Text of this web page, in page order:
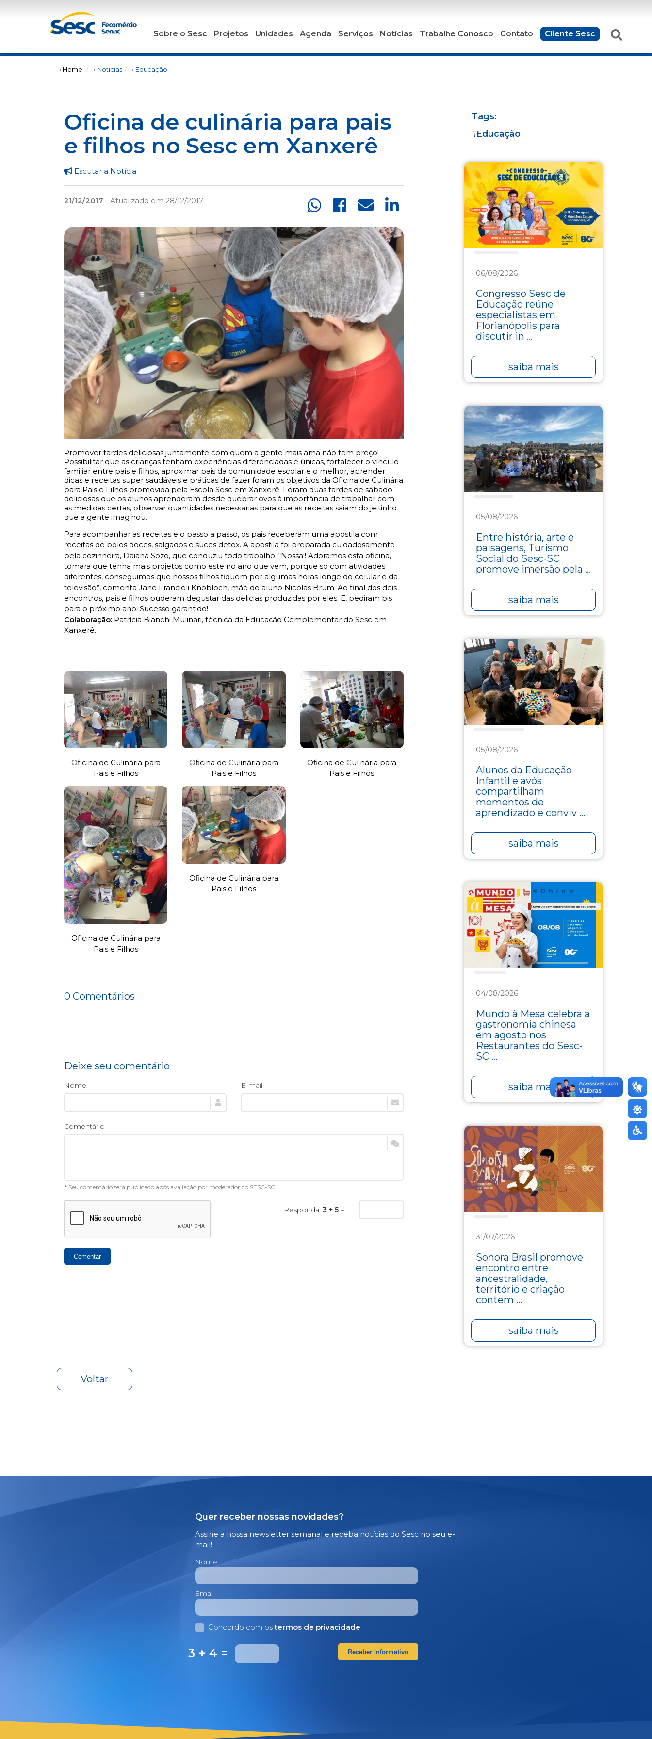
Sobre o Sesc Projetos Unidades Agenda Serviços Notícias Trabalhe Conosco Contato Cliente Sesc
› Home › Noticias › Educação
Oficina de culinária para pais
e filhos no Sesc em Xanxerê
Escutar a Notícia
21/12/2017 - Atualizado em 28/12/2017
Promover tardes deliciosas juntamente com quem a gente mais ama não tem preço!
Possibilitar que as crianças tenham experiências diferenciadas e únicas, fortalecer o vínculo
familiar entre pais e filhos, aproximar pais da comunidade escolar e o melhor, aprender
dicas e receitas super saudáveis e práticas de fazer foram os objetivos da Oficina de Culinária
para Pais e Filhos promovida pela Escola Sesc em Xanxerê. Foram duas tardes de sábado
deliciosas que os alunos aprenderam desde quebrar ovos à importância de trabalhar com
as medidas certas, observar quantidades necessárias para que as receitas saiam do jeitinho
que a gente imaginou.
Para acompanhar as receitas e o passo a passo, os pais receberam uma apostila com
receitas de bolos doces, salgados e sucos detox. A apostila foi preparada cuidadosamente
pela cozinheira, Daiana Sozo, que conduziu todo trabalho. “Nossa!! Adoramos esta oficina,
tomara que tenha mais projetos como este no ano que vem, porque só com atividades
diferentes, conseguimos que nossos filhos fiquem por algumas horas longe do celular e da
televisão”, comenta Jane Francieli Knobloch, mãe do aluno Nicolas Brum. Ao final dos dois
encontros, pais e filhos puderam degustar das delicias produzidas por eles. E, pediram bis
para o próximo ano. Sucesso garantido!
Colaboração: Patrícia Bianchi Mulinari, técnica da Educação Complementar do Sesc em
Xanxerê.
Oficina de Culinária para
Pais e Filhos
Oficina de Culinária para
Pais e Filhos
Oficina de Culinária para
Pais e Filhos
Oficina de Culinária para
Pais e Filhos
Oficina de Culinária para
Pais e Filhos
0 Comentários
Deixe seu comentário
Nome E-mail
Comentário
* Seu comentário será publicado após avaliação por moderador do SESC-SC
Responda:3 + 5 =
Comentar
Tags:
#Educação
06/08/2026
Congresso Sesc de
Educação reúne
especialistas em
Florianópolis para
discutir in ...
saiba mais
05/08/2026
Entre história, arte e
paisagens, Turismo
Social do Sesc-SC
promove imersão pela ...
saiba mais
05/08/2026
Alunos da Educação
Infantil e avós
compartilham
momentos de
aprendizado e conviv ...
saiba mais
04/08/2026
Mundo à Mesa celebra a
gastronomia chinesa
em agosto nos
Restaurantes do Sesc-
SC ...
saiba mais
31/07/2026
Sonora Brasil promove
encontro entre
ancestralidade,
território e criação
contem ...
saiba mais
Voltar
Quer receber nossas novidades?
Assine a nossa newsletter semanal e receba notícias do Sesc no seu e-
mail!
Nome
Email
Concordo com ostermos de privacidade
3 + 4 = Receber Informativo